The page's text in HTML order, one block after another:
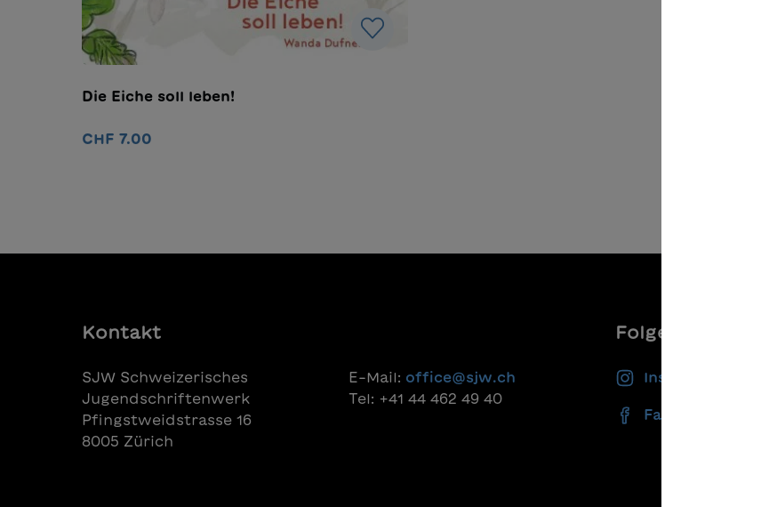
Die Eiche soll leben!
CHF 7.00
Kontakt
SJW Schweizerisches
Jugendschriftenwerk
Pfingstweidstrasse 16
8005 Zürich
E-Mail: office@sjw.ch
Tel: +41 44 462 49 40
Folgen Sie uns
Instagram
Facebook